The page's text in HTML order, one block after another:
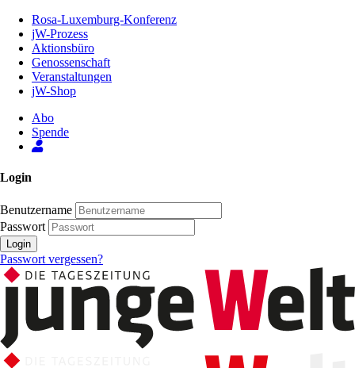
Inhalt
Seite
Rosa-Luxemburg-Konferenz
jW-Prozess
Aktionsbüro
Genossenschaft
Veranstaltungen
jW-Shop
Abo
Spende
Login
Benutzername
Passwort
Login
Passwort vergessen?